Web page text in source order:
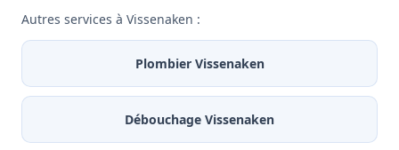
Autres services à Vissenaken :
Plombier Vissenaken
Débouchage Vissenaken